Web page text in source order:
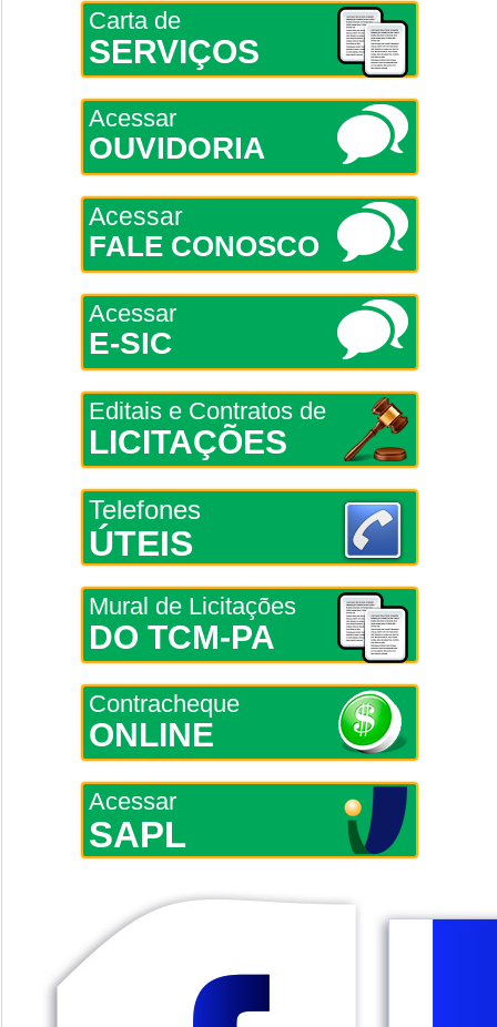
Carta de
SERVIÇOS
Acessar
OUVIDORIA
Acessar
FALE CONOSCO
Acessar
E-SIC
Editais e Contratos de
LICITAÇÕES
Telefones
ÚTEIS
Mural de Licitações
DO TCM-PA
Contracheque
ONLINE
Acessar
SAPL